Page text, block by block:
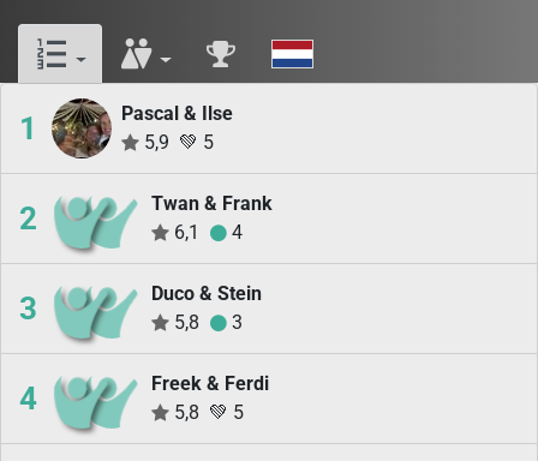
1
Pascal & Ilse
5,9 💚 5
2
Twan & Frank
6,1
4
3
Duco & Stein
5,8
3
4
Freek & Ferdi
5,8 💚 5